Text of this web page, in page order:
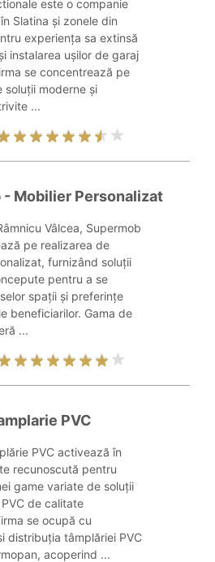
este o companie
Slatina și zonele din
experiența sa extinsă
instalarea ușilor de garaj
se concentrează pe
soluții moderne și
...
- Mobilier Personalizat
Vâlcea, Supermob
pe realizarea de
furnizând soluții
pentru a se
spații și preferințe
beneficiarilor. Gama de
...
PVC
PVC activează în
recunoscută pentru
game variate de soluții
de calitate
se ocupă cu
distribuția tâmplăriei PVC
acoperind ...